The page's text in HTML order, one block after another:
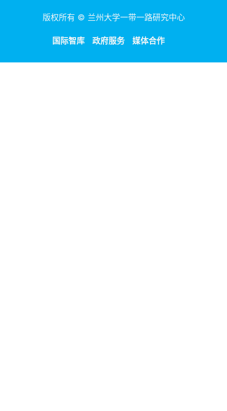
版权所有 © 兰州大学一带一路研究中心
国际智库 政府服务 媒体合作